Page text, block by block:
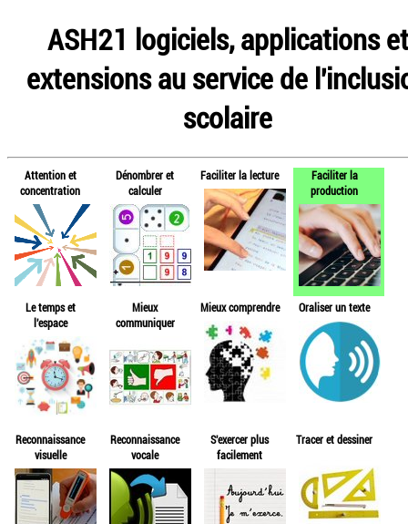
ASH21 logiciels, applications et
extensions au service de
scolaire
Attention et
concentration
Dénombrer et
calculer
Faciliter la lecture
Faciliter la
production
Le temps et
l'espace
Mieux
communiquer
Mieux comprendre Oraliser un texte
Reconnaissance
visuelle
Reconnaissance
vocale
S'exercer plus
facilement
Tracer et dessiner